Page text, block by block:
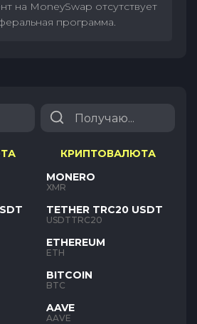
на MoneySwap отсутствует
программа.
КРИПТОВАЛЮТА
MONERO
XMR
TETHER TRC20 USDT
USDTTRC20
ETHEREUM
ETH
BITCOIN
BTC
AAVE
AAVE